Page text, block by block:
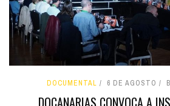
DOCUMENTAL 6 DE AGOSTO